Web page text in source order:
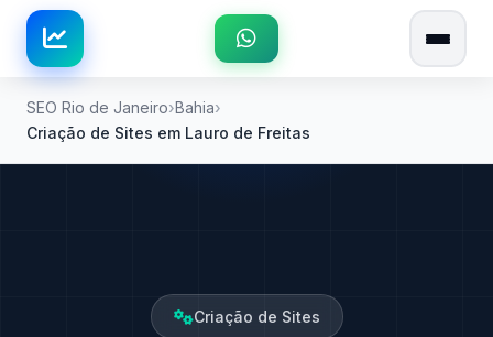
SEO Rio de Janeiro Bahia
Criação de Sites em Lauro de Freitas
Criação de Sites